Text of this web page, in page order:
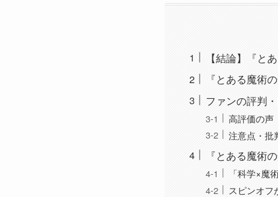
【結論】『と
『とある魔術
ファンの評判
高評価の声
注意点・批
『とある魔術
「科学×魔
スピンオフ